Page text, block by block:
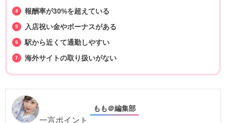
報酬率が30%を超えている
入店祝い金やボーナスがある
駅から近くて通勤しやすい
海外サイトの取り扱いがない
一言ポイント
もも＠編集部